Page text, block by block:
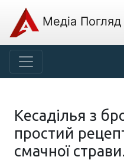
Медіа Погляд
Кесаділья з
простий
смачної страви.